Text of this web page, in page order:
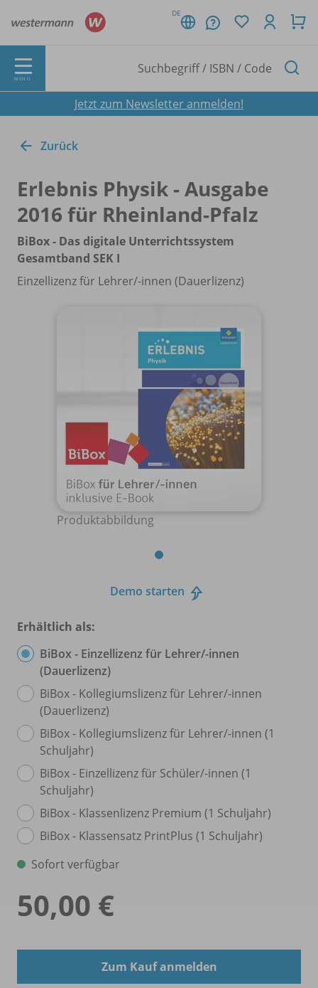
DE
MENÜ
Jetzt zum Newsletter anmelden!
Zurück
Erlebnis Physik - Ausgabe
2016 für Rheinland-Pfalz
BiBox - Das digitale Unterrichtssystem
Gesamtband SEK I
Einzellizenz für Lehrer/-innen (Dauerlizenz)
Produktabbildung
Demo starten
Erhältlich als:
BiBox - Einzellizenz für Lehrer/-innen
(Dauerlizenz)
BiBox - Kollegiumslizenz für Lehrer/-innen
(Dauerlizenz)
BiBox - Kollegiumslizenz für Lehrer/-innen (1
Schuljahr)
BiBox - Einzellizenz für Schüler/-innen (1
Schuljahr)
BiBox - Klassenlizenz Premium (1 Schuljahr)
BiBox - Klassensatz PrintPlus (1 Schuljahr)
Sofort verfügbar
50,00 €
Zum Kauf anmelden